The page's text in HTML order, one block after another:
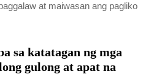
at maiwasan ang pagliko
sa katatagan ng mga
gulong at apat na